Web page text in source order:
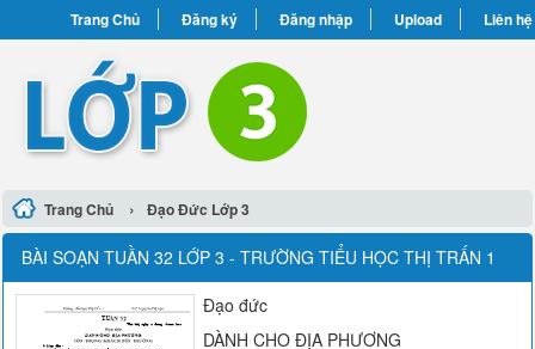
Trang Chủ Đăng ký Đăng nhập Upload Liên hệ
Trang Chủ › Đạo Đức Lớp 3
BÀI SOẠN TUẦN 32 LỚP 3 - TRƯỜNG TIỂU HỌC THỊ TRẤN 1
Đạo đức
DÀNH CHO ĐỊA PHƯƠNG